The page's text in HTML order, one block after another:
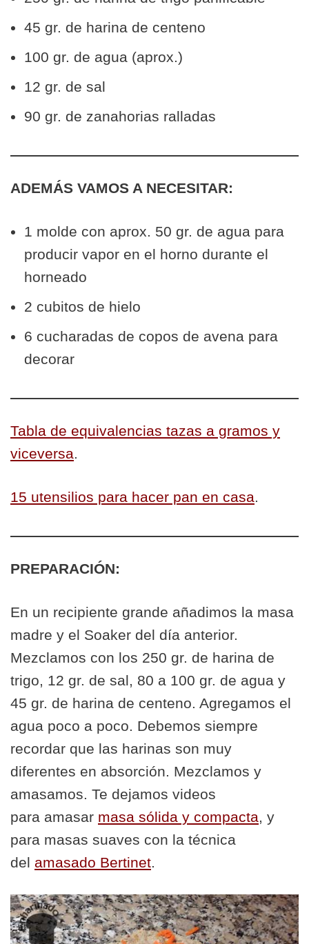
45 gr. de harina de centeno
100 gr. de agua (aprox.)
12 gr. de sal
90 gr. de zanahorias ralladas
ADEMÁS VAMOS A NECESITAR:
1 molde con aprox. 50 gr. de agua para
producir vapor en el horno durante el
horneado
2 cubitos de hielo
6 cucharadas de copos de avena para
decorar
Tabla de equivalencias tazas a gramos y
viceversa
15 utensilios para hacer pan en casa
PREPARACIÓN:
En un recipiente grande añadimos la masa
madre y el Soaker del día anterior.
Mezclamos con los 250 gr. de harina de
trigo, 12 gr. de sal, 80 a 100 gr. de agua y
45 gr. de harina de centeno. Agregamos el
agua poco a poco. Debemos siempre
recordar que las harinas son muy
diferentes en absorción. Mezclamos y
amasamos. Te dejamos videos
para amasar masa sólida y compacta , y
para masas suaves con la técnica
del amasado Bertinet